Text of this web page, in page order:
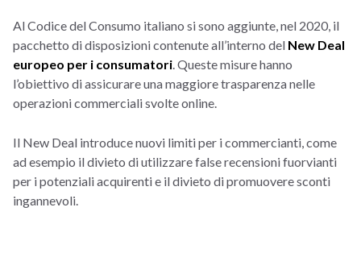
Al Codice del Consumo italiano si sono aggiunte, nel 2020, il
pacchetto di disposizioni contenute all’interno del New Deal
europeo per i consumatori . Queste misure hanno
l’obiettivo di assicurare una maggiore trasparenza nelle
operazioni commerciali svolte online.
Il New Deal introduce nuovi limiti per i commercianti, come
ad esempio il divieto di utilizzare false recensioni fuorvianti
per i potenziali acquirenti e il divieto di promuovere sconti
ingannevoli.